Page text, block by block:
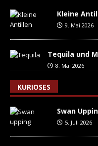
Kleine
9. Mai 2026
Tequila und
8. Mai 2026
KURIOSES
Swan
5. Juli 2026